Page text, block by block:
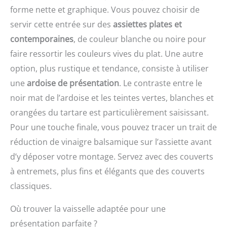
en famille et entre amis.
Facile à nettoyer : il peut
être lavé à la main avec
un peu d'eau et de
savon. Ou vous pouvez
également le mettre dans
le lave-vaisselle, ce qui
est plus facile et plus
rapide. Design de bord
roulé : Les bords de ces
moules à gâteau ronds
sont conçus avec des
bords roulés, lisses et ne
blessent pas vos mains,
environ 10 cm de
diamètre et 2,5 cm de
hauteur, à poser à plat
efficacement que la
après la cuisson et facile
à rincer et à essuyer lors
du nettoyage Taille
Précise: Le diamètre du
cercle tartelette est
rigoureusement contrôlé
à 8 cm. La taille précise
garantit non seulement
l'apparence standardisée
des produits cuits, mais
rend également le
contrôle des portions des
ingrédients plus précis
Améliorer l'Efficacité: Les
pâtissiers peuvent
utiliser des cercles tarte
pour réaliser plusieurs
l'efficacité de la cuisson.
forme nette et graphique. Vous pouvez choisir de
servir cette entrée sur des assiettes plates et
contemporaines, de couleur blanche ou noire pour
faire ressortir les couleurs vives du plat. Une autre
option, plus rustique et tendance, consiste à utiliser
une ardoise de présentation. Le contraste entre le
noir mat de l’ardoise et les teintes vertes, blanches et
orangées du tartare est particulièrement saisissant.
Pour une touche finale, vous pouvez tracer un trait de
réduction de vinaigre balsamique sur l’assiette avant
d’y déposer votre montage. Servez avec des couverts
à entremets, plus fins et élégants que des couverts
classiques.
Où trouver la vaisselle adaptée pour une
présentation parfaite ?